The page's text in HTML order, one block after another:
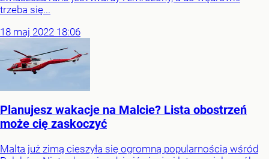
trzeba się...
18 maj 2022 18:06
Planujesz wakacje na Malcie? Lista obostrzeń
może cię zaskoczyć
Malta już zimą cieszyła się ogromną popularnością wśród